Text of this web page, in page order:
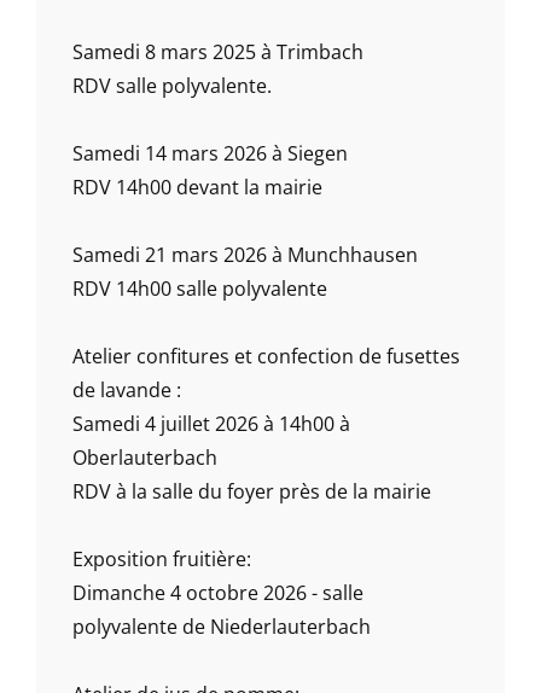
Samedi 8 mars 2025 à Trimbach
RDV salle polyvalente.
Samedi 14 mars 2026 à Siegen
RDV 14h00 devant la mairie
Samedi 21 mars 2026 à Munchhausen
RDV 14h00 salle polyvalente
Atelier confitures et confection de fusettes
de lavande :
Samedi 4 juillet 2026 à 14h00 à
Oberlauterbach
RDV à la salle du foyer près de la mairie
Exposition fruitière:
Dimanche 4 octobre 2026 - salle
polyvalente de Niederlauterbach